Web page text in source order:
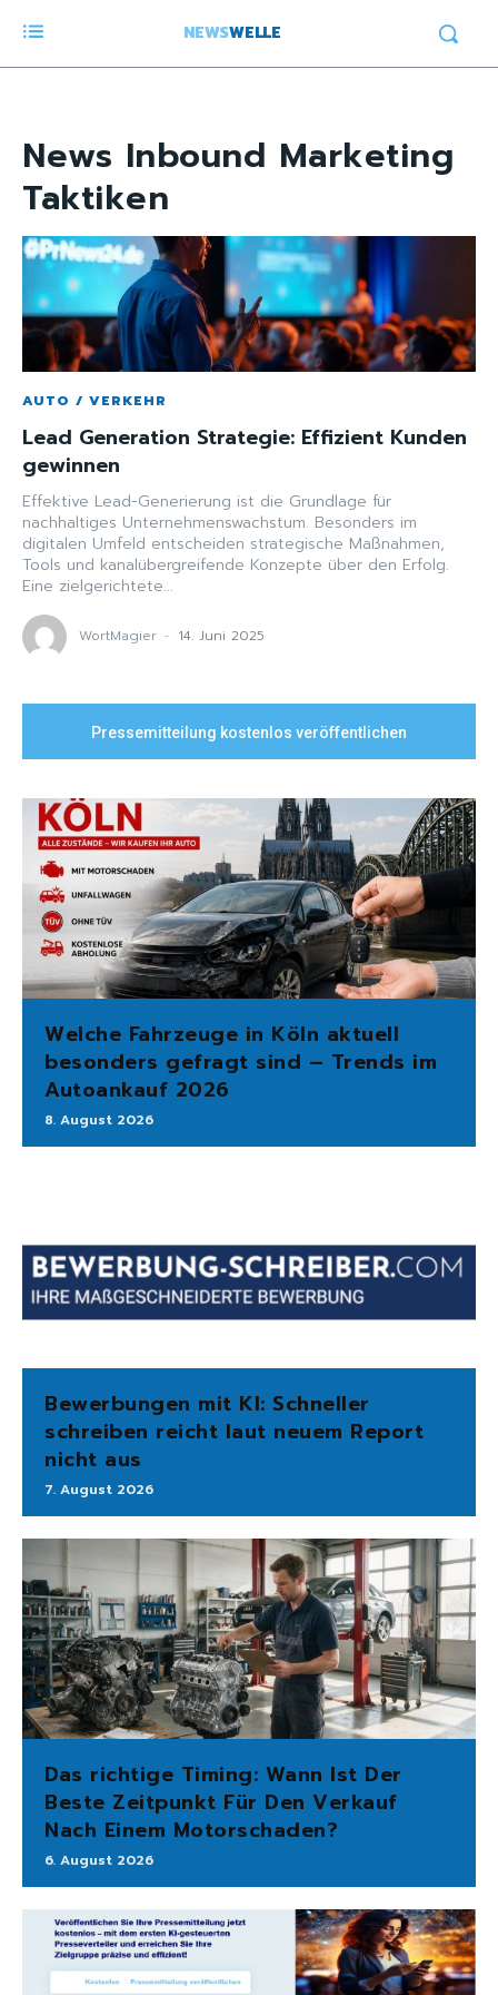
NEWSWELLE
News Inbound Marketing
Taktiken
AUTO / VERKEHR
Lead Generation Strategie: Effizient Kunden
gewinnen
Effektive Lead-Generierung ist die Grundlage für
nachhaltiges Unternehmenswachstum. Besonders im
digitalen Umfeld entscheiden strategische Maßnahmen,
Tools und kanalübergreifende Konzepte über den Erfolg.
Eine zielgerichtete...
WortMagier - 14. Juni 2025
Pressemitteilung kostenlos veröffentlichen
Welche Fahrzeuge in Köln aktuell
besonders gefragt sind – Trends im
Autoankauf 2026
8. August 2026
Bewerbungen mit KI: Schneller
schreiben reicht laut neuem Report
nicht aus
7. August 2026
Das richtige Timing: Wann Ist Der
Beste Zeitpunkt Für Den Verkauf
Nach Einem Motorschaden?
6. August 2026